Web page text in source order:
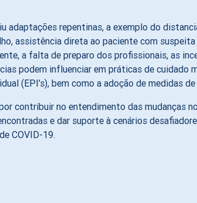
adaptações repentinas, a exemplo do
assistência direta ao paciente com
a falta de preparo dos profissionais, as
podem influenciar em práticas de
(EPI’s), bem como a adoção de medidas
contribuir no entendimento das mudanças
e dar suporte à cenários
COVID-19.